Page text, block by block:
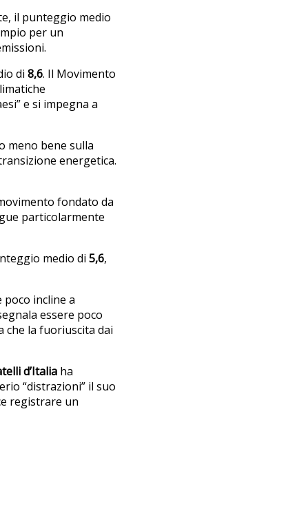
il punteggio medio
per un
di 8,6. Il Movimento
e si impegna a
meno bene sulla
energetica.
fondato da
particolarmente
medio di 5,6,
poco incline a
essere poco
che la fuoriuscita dai
d’Italia ha
“distrazioni” il suo
registrare un